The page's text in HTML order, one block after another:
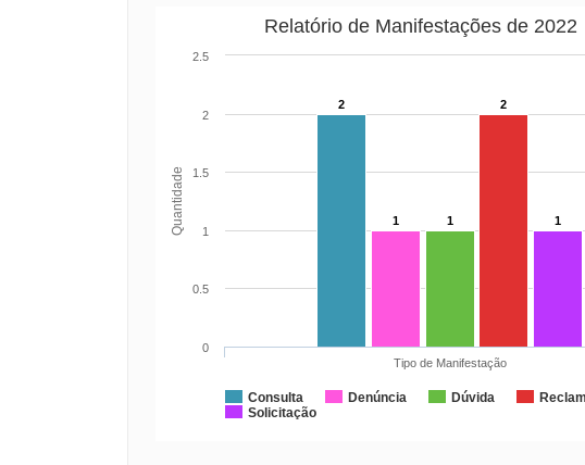
Quantidade
Relatório de Manifestações de 2022
2
1 1
2
1
Consulta Denúncia Dúvida
Solicitação
Tipo de Manifestação
0
0.5
1
1.5
2
2.5